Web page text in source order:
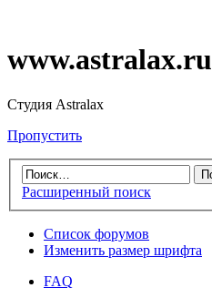
www.astralax.ru
Студия Astralax
Пропустить
Расширенный поиск
Список форумов
Изменить размер шрифта
FAQ